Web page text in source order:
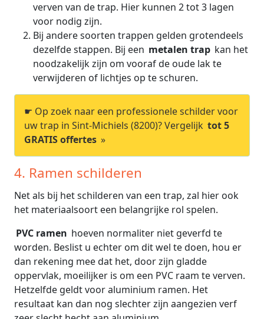
verven van de trap. Hier kunnen 2 tot 3 lagen
voor nodig zijn.
Bij andere soorten trappen gelden grotendeels
dezelfde stappen. Bij een metalen trap kan het
noodzakelijk zijn om vooraf de oude lak te
verwijderen of lichtjes op te schuren.
☛ Op zoek naar een professionele schilder voor
uw trap in Sint-Michiels (8200)? Vergelijk tot 5
GRATIS offertes »
4. Ramen schilderen
Net als bij het schilderen van een trap, zal hier ook
het materiaalsoort een belangrijke rol spelen.
PVC ramen hoeven normaliter niet geverfd te
worden. Beslist u echter om dit wel te doen, hou er
dan rekening mee dat het, door zijn gladde
oppervlak, moeilijker is om een PVC raam te verven.
Hetzelfde geldt voor aluminium ramen. Het
resultaat kan dan nog slechter zijn aangezien verf